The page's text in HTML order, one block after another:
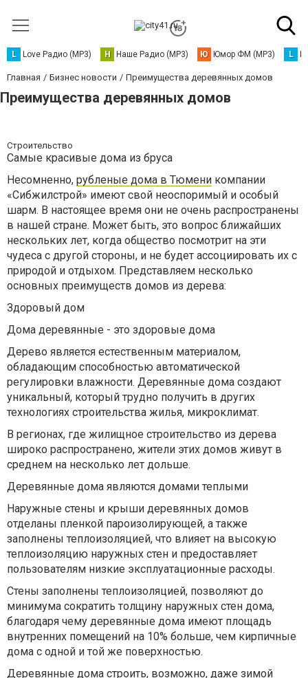
L Love Радио (MP3) Н Наше Радио (MP3) Ю Юмор ФМ (MP3) L
Главная Бизнес новости Преимущества деревянных домов
Преимущества деревянных домов
Строительство
Самые красивые дома из бруса
Несомненно, рубленые дома в Тюмени компании
«Сибжилстрой» имеют свой неоспоримый и особый
шарм. В настоящее время они не очень распространены
в нашей стране. Может быть, это вопрос ближайших
нескольких лет, когда общество посмотрит на эти
чудеса с другой стороны, и не будет ассоциировать их с
природой и отдыхом. Представляем несколько
основных преимуществ домов из дерева:
Здоровый дом
Дома деревянные - это здоровые дома
Дерево является естественным материалом,
обладающим способностью автоматической
регулировки влажности. Деревянные дома создают
уникальный, который трудно получить в других
технологиях строительства жилья, микроклимат.
В регионах, где жилищное строительство из дерева
широко распространено, жители этих домов живут в
среднем на несколько лет дольше.
Деревянные дома являются домами теплыми
Наружные стены и крыши деревянных домов
отделаны пленкой пароизолирующей, а также
заполнены теплоизоляцией, что влияет на высокую
теплоизоляцию наружных стен и предоставляет
пользователям низкие эксплуатационные расходы.
Стены заполнены теплоизоляцией, позволяют до
минимума сократить толщину наружных стен дома,
благодаря чему деревянные дома имеют площадь
внутренних помещений на 10% больше, чем кирпичные
дома с одной и той же поверхностью.
Деревянные дома строить, возможно, даже зимой